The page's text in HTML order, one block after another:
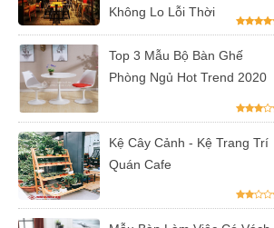
Không Lo Lỗi Thời
Top 3 Mẫu Bộ Bàn Ghế
Phòng Ngủ Hot Trend 2020
Kệ Cây Cảnh - Kệ Trang Trí
Quán Cafe